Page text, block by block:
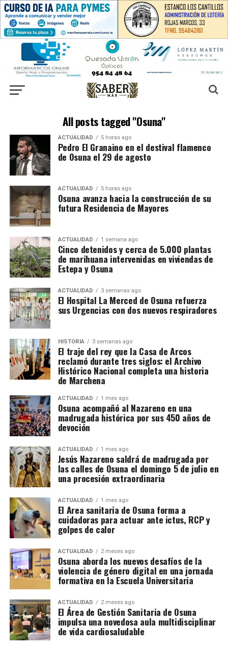
All posts tagged "Osuna"
ACTUALIDAD 5 horas ago
Pedro El Granaino en el destival flamenco
de Osuna el 29 de agosto
ACTUALIDAD 5 horas ago
Osuna avanza hacia la construcción de su
futura Residencia de Mayores
ACTUALIDAD 1 semana ago
Cinco detenidos y cerca de 5.000 plantas
de marihuana intervenidas en viviendas de
Estepa y Osuna
ACTUALIDAD 3 semanas ago
El Hospital La Merced de Osuna refuerza
sus Urgencias con dos nuevos respiradores
HISTORIA 3 semanas ago
El traje del rey que la Casa de Arcos
reclamó durante tres siglos: el Archivo
Histórico Nacional completa una historia
de Marchena
ACTUALIDAD 1 mes ago
Osuna acompañó al Nazareno en una
madrugada histórica por sus 450 años de
devoción
ACTUALIDAD 1 mes ago
Jesús Nazareno saldrá de madrugada por
las calles de Osuna el domingo 5 de julio en
una procesión extraordinaria
ACTUALIDAD 1 mes ago
El Area sanitaria de Osuna forma a
cuidadoras para actuar ante ictus, RCP y
golpes de calor
ACTUALIDAD 2 meses ago
Osuna aborda los nuevos desafíos de la
violencia de género digital en una jornada
formativa en la Escuela Universitaria
ACTUALIDAD 2 meses ago
El Área de Gestión Sanitaria de Osuna
impulsa una novedosa aula multidisciplinar
de vida cardiosaludable